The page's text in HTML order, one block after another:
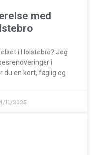
med
i Holstebro? Jeg
i
du en kort, faglig og
11/2025